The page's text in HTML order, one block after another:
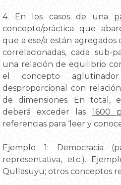
4. En los casos de una
concepto/práctica que
que a ese/a están agregados
correlacionadas, cada sub-
una relación de equilibrio
el concepto
desproporcional con
de dimensiones. En total,
deberá exceder las 1600
referencias para ‘leer y
Ejemplo 1: Democracia
representativa, etc.).
Qullasuyu; otros conceptos